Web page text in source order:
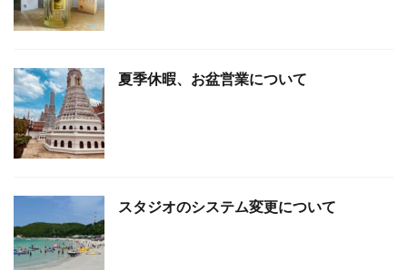
夏季休暇、お盆営業について
スタジオのシステム変更について